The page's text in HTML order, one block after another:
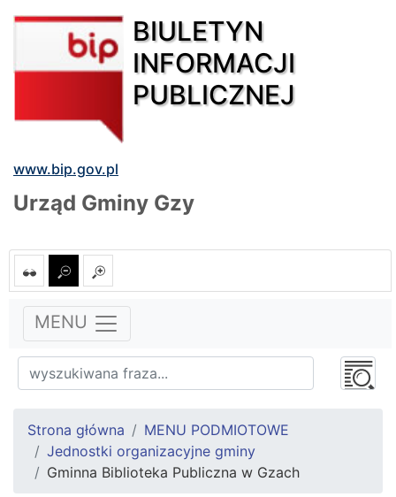
BIULETYN
INFORMACJI
PUBLICZNEJ
www.bip.gov.pl
Urząd Gminy Gzy
MENU
Strona główna
MENU PODMIOTOWE
Jednostki organizacyjne gminy
Gminna Biblioteka Publiczna w Gzach